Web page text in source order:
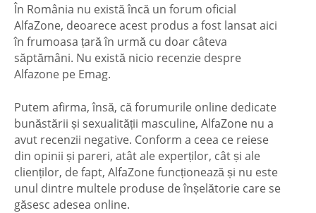
În România nu există încă un forum oficial
AlfaZone, deoarece acest produs a fost lansat aici
în frumoasa țară în urmă cu doar câteva
săptămâni. Nu există nicio recenzie despre
Alfazone pe Emag.
Putem afirma, însă, că forumurile online dedicate
bunăstării și sexualității masculine, AlfaZone nu a
avut recenzii negative. Conform a ceea ce reiese
din opinii și pareri, atât ale experților, cât și ale
clienților, de fapt, AlfaZone funcționează și nu este
unul dintre multele produse de înșelătorie care se
găsesc adesea online.